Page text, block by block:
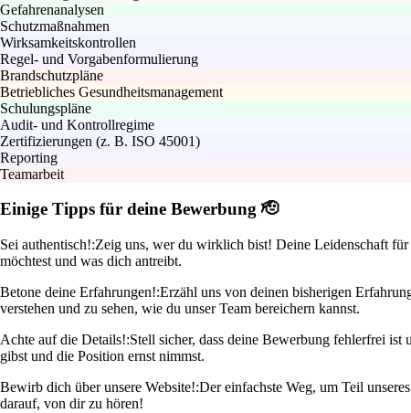
Gefahrenanalysen
Schutzmaßnahmen
Wirksamkeitskontrollen
Regel- und Vorgabenformulierung
Brandschutzpläne
Betriebliches Gesundheitsmanagement
Schulungspläne
Audit- und Kontrollregime
Zertifizierungen (z. B. ISO 45001)
Reporting
Teamarbeit
Einige Tipps für deine Bewerbung 🫡
Sei authentisch!:Zeig uns, wer du wirklich bist! Deine Leidenschaft für
möchtest und was dich antreibt.
Betone deine Erfahrungen!:Erzähl uns von deinen bisherigen
verstehen und zu sehen, wie du unser Team bereichern kannst.
Achte auf die Details!:Stell sicher, dass deine Bewerbung fehlerfrei
gibst und die Position ernst nimmst.
Bewirb dich über unsere Website!:Der einfachste Weg, um Teil
darauf, von dir zu hören!